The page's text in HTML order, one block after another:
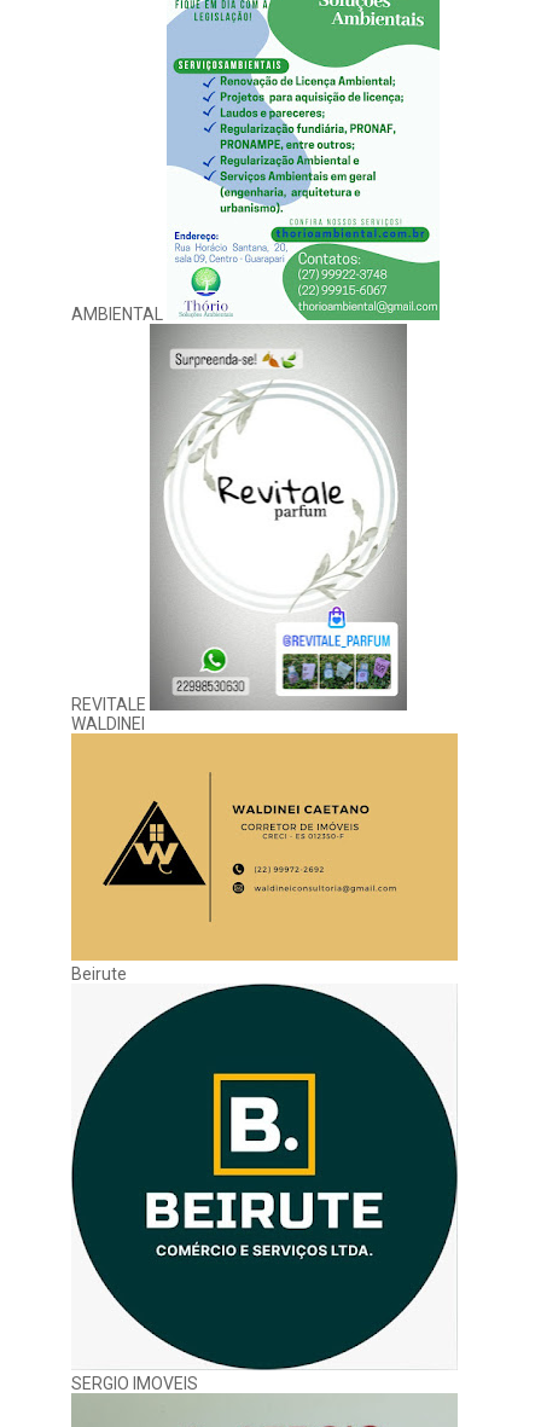
AMBIENTAL
REVITALE
WALDINEI
Beirute
SERGIO IMOVEIS